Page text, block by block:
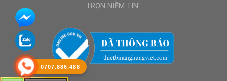
TRỌN NIỀM TIN"
0707.886.488